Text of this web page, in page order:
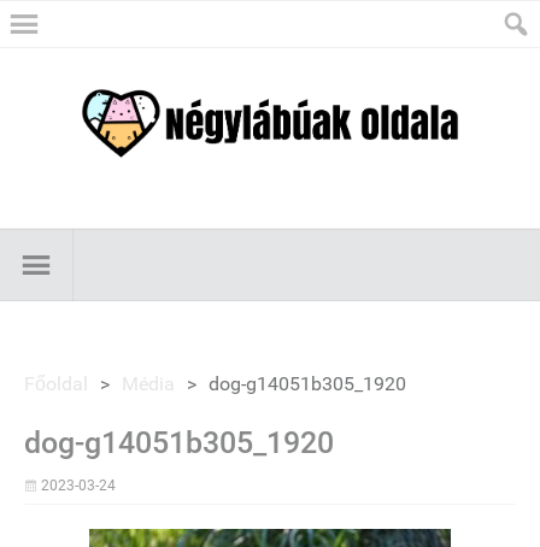
Főoldal > Média > dog-g14051b305_1920
dog-g14051b305_1920
2023-03-24